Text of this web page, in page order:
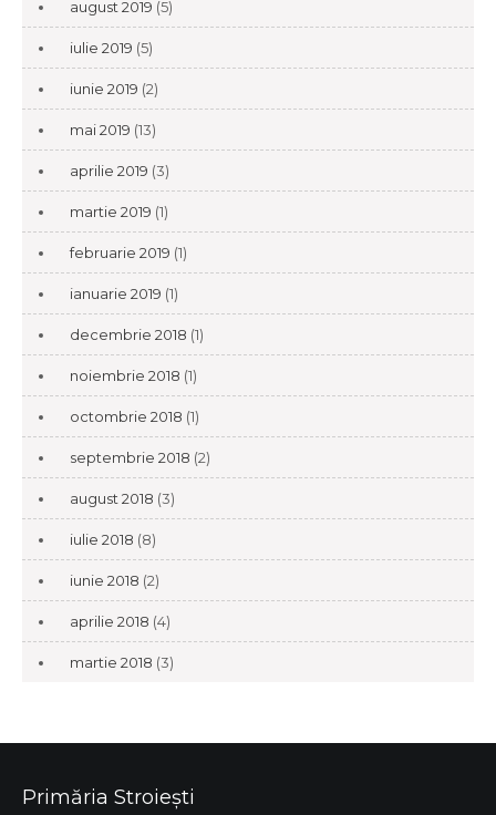
august 2019 (5)
iulie 2019 (5)
iunie 2019 (2)
mai 2019 (13)
aprilie 2019 (3)
martie 2019 (1)
februarie 2019 (1)
ianuarie 2019 (1)
decembrie 2018 (1)
noiembrie 2018 (1)
octombrie 2018 (1)
septembrie 2018 (2)
august 2018 (3)
iulie 2018 (8)
iunie 2018 (2)
aprilie 2018 (4)
martie 2018 (3)
Primăria Stroiești